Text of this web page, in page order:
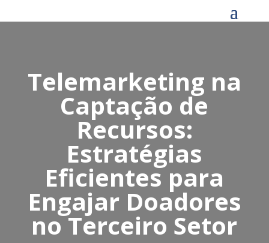
Telemarketing na
Captação de
Recursos:
Estratégias
Eficientes para
Engajar Doadores
no Terceiro Setor